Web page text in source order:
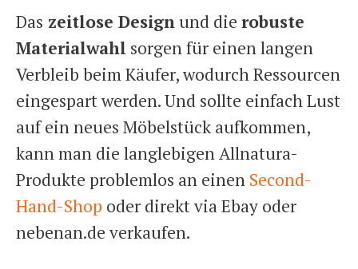
Das zeitlose Design und die robuste
Materialwahl sorgen für einen langen
Verbleib beim Käufer, wodurch Ressourcen
eingespart werden. Und sollte einfach Lust
auf ein neues Möbelstück aufkommen,
kann man die langlebigen Allnatura-
Produkte problemlos an einen Second-
Hand-Shop oder direkt via Ebay oder
nebenan.de verkaufen.